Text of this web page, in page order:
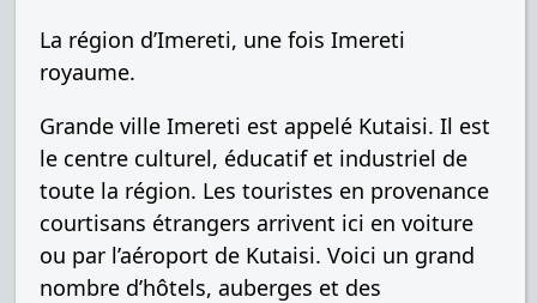
La région d’Imereti, une fois Imereti
royaume.
Grande ville Imereti est appelé Kutaisi. Il est
le centre culturel, éducatif et industriel de
toute la région. Les touristes en provenance
courtisans étrangers arrivent ici en voiture
ou par l’aéroport de Kutaisi. Voici un grand
nombre d’hôtels, auberges et des